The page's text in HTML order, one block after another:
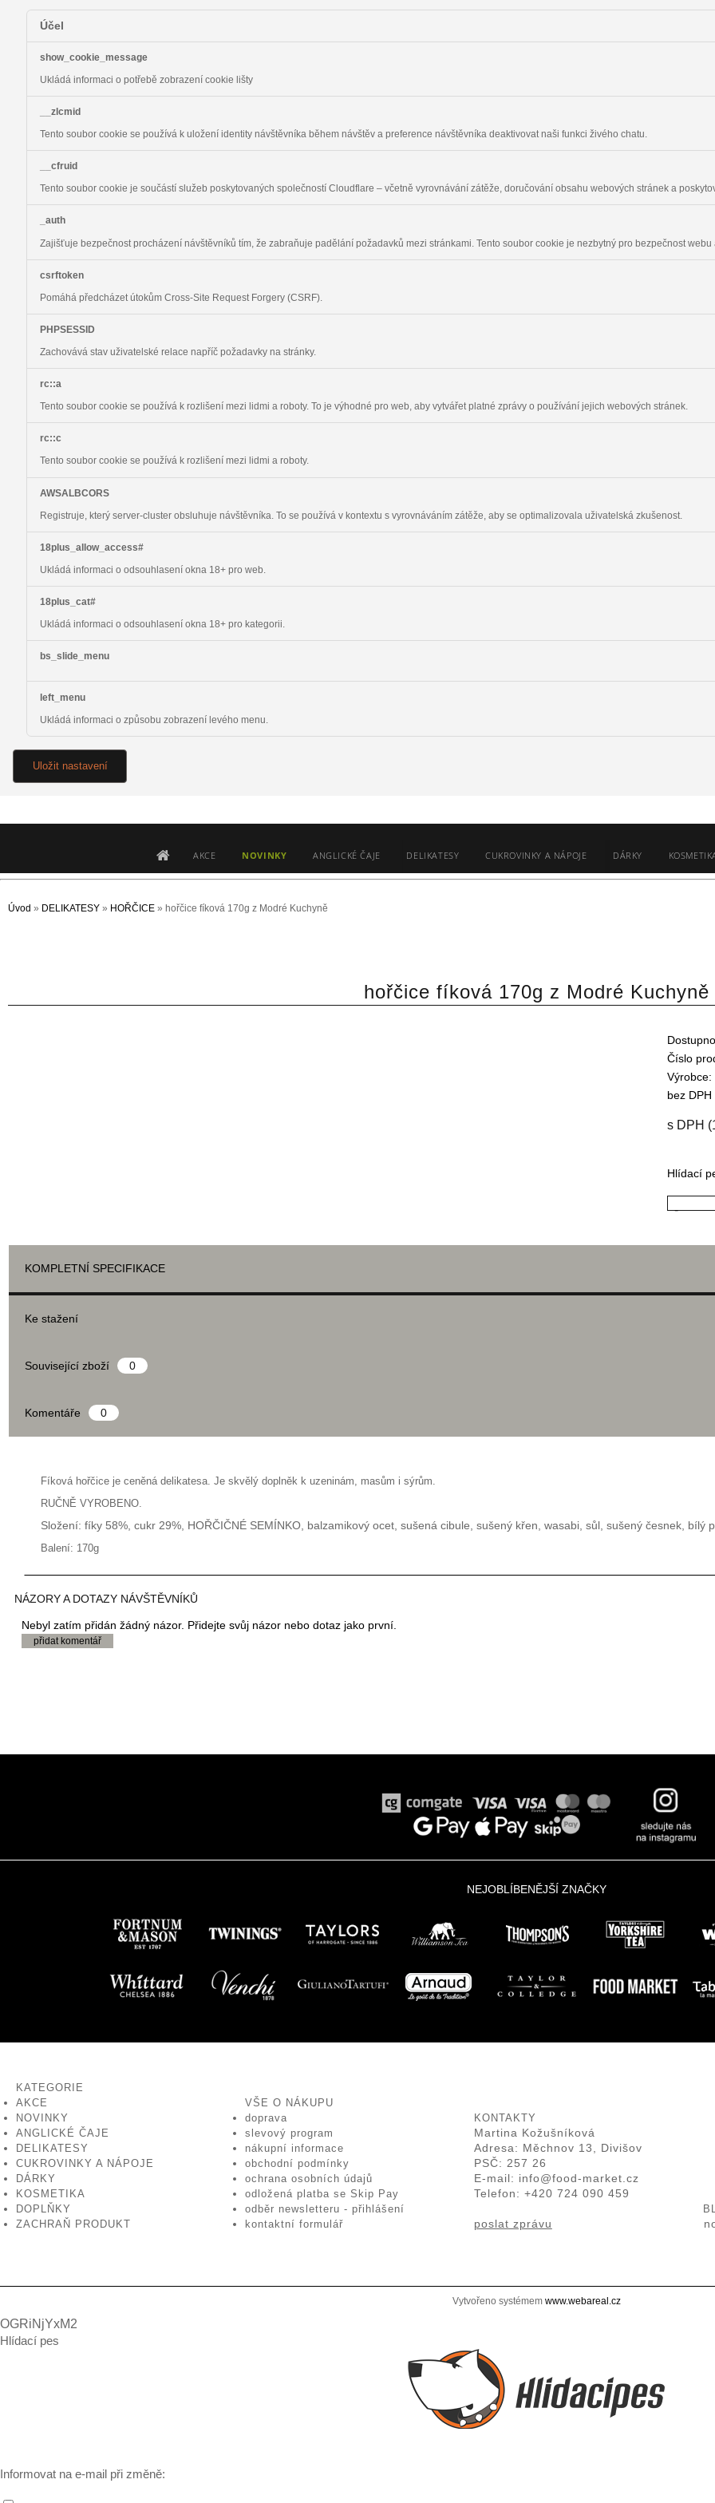
Účel
show_cookie_message
Ukládá informaci o potřebě zobrazení cookie lišty
__zlcmid
Tento soubor cookie se používá k uložení identity návštěvníka během návštěv a preference návštěvníka deaktivovat naši funkci živého chatu.
__cfruid
Tento soubor cookie je součástí služeb poskytovaných společností Cloudflare – včetně vyrovnávání zátěže, doručování obsahu webových stránek a
_auth
Zajišťuje bezpečnost procházení návštěvníků tím, že zabraňuje padělání požadavků mezi stránkami. Tento soubor cookie je nezbytný pro bezpečnost webu
csrftoken
Pomáhá předcházet útokům Cross-Site Request Forgery (CSRF).
PHPSESSID
Zachovává stav uživatelské relace napříč požadavky na stránky.
rc::a
Tento soubor cookie se používá k rozlišení mezi lidmi a roboty. To je výhodné pro web, aby vytvářet platné zprávy o používání jejich webových stránek.
rc::c
Tento soubor cookie se používá k rozlišení mezi lidmi a roboty.
AWSALBCORS
Registruje, který server-cluster obsluhuje návštěvníka. To se používá v kontextu s vyrovnáváním zátěže, aby se optimalizovala uživatelská zkušenost.
18plus_allow_access#
Ukládá informaci o odsouhlasení okna 18+ pro web.
18plus_cat#
Ukládá informaci o odsouhlasení okna 18+ pro kategorii.
bs_slide_menu
left_menu
Ukládá informaci o způsobu zobrazení levého menu.
Uložit nastavení
AKCE NOVINKY ANGLICKÉ ČAJE DELIKATESY CUKROVINKY A NÁPOJE DÁRKY
Úvod » DELIKATESY » HOŘČICE » hořčice fíková 170g z Modré Kuchyně
hořčice fíková 170g z Modré Kuchyně
Číslo
Výrobce:
bez DPH
s DPH
Hlídací
-
KOMPLETNÍ SPECIFIKACE
Ke stažení
Související zboží 0
Komentáře 0
Fíková hořčice je ceněná delikatesa. Je skvělý doplněk k uzeninám, masům i sýrům.
RUČNĚ VYROBENO.
Složení: fíky 58%, cukr 29%, HOŘČIČNÉ SEMÍNKO, balzamikový ocet, sušená cibule, sušený křen, wasabi, sůl, sušený česnek, bílý
Balení: 170g
NÁZORY A DOTAZY NÁVŠTĚVNÍKŮ
Nebyl zatím přidán žádný názor. Přidejte svůj názor nebo dotaz jako první.
přidat komentář
NEJOBLÍBENĚJŠÍ ZNAČKY
KATEGORIE
AKCE
NOVINKY
ANGLICKÉ ČAJE
DELIKATESY
CUKROVINKY A NÁPOJE
DÁRKY
KOSMETIKA
DOPLŇKY
ZACHRAŇ PRODUKT
VŠE O NÁKUPU
doprava
slevový program
nákupní informace
obchodní podmínky
ochrana osobních údajů
odložená platba se Skip Pay
odběr newsletteru - přihlášení
kontaktní formulář
KONTAKTY
Martina Kožušníková
Adresa: Měchnov 13, Divišov
PSČ: 257 26
E-mail: info@food-market.cz
Telefon: +420 724 090 459
poslat zprávu
Vytvořeno systémem www.webareal.cz
OGRiNjYxM2
Hlídací pes
Informovat na e-mail při změně: